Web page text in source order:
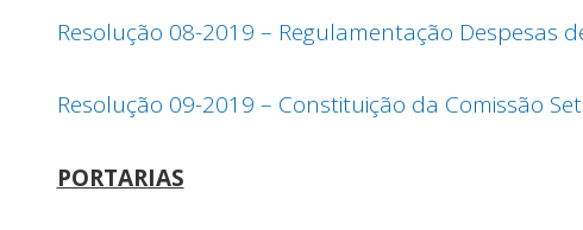
Resolução 08-2019 – Regulamentação Despesas
Resolução 09-2019 – Constituição da Comissão
PORTARIAS